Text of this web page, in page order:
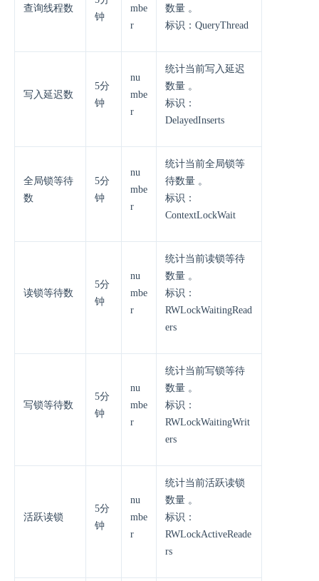
查询线程数
钟
mbe
r
数量 。
标识：QueryThread
写入延迟数
5分
钟
nu
mbe
r
统计当前写入延迟
数量 。
标识：
DelayedInserts
全局锁等待
数
5分
钟
nu
mbe
r
统计当前全局锁等
待数量 。
标识：
ContextLockWait
读锁等待数
5分
钟
nu
mbe
r
统计当前读锁等待
数量 。
标识：
RWLockWaitingRead
ers
写锁等待数
5分
钟
nu
mbe
r
统计当前写锁等待
数量 。
标识：
RWLockWaitingWrit
ers
活跃读锁
5分
钟
nu
mbe
r
统计当前活跃读锁
数量 。
标识：
RWLockActiveReade
rs